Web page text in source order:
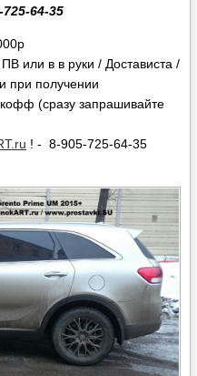
64-35
или в в руки / Достависта /
при получении
(сразу запрашивайте
! - 8-905-725-64-35